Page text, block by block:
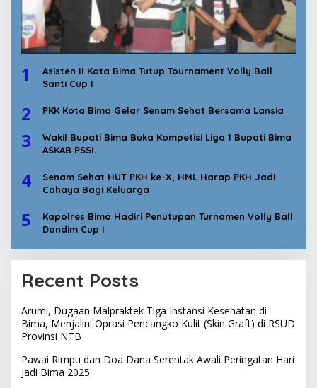
1
Asisten II Kota Bima Tutup Tournament Volly Ball
Santi Cup I
2 PKK Kota Bima Gelar Senam Sehat Bersama Lansia
3
Wakil Bupati Bima Buka Kompetisi Liga 1 Bupati Bima
ASKAB PSSI.
4
Senam Sehat HUT PKH ke-X, HML Harap PKH Jadi
Cahaya Bagi Keluarga
5
Kapolres Bima Hadiri Penutupan Turnamen Volly Ball
Dandim Cup I
Recent Posts
Arumi, Dugaan Malpraktek Tiga Instansi Kesehatan di
Bima, Menjalini Oprasi Pencangko Kulit (Skin Graft) di RSUD
Provinsi NTB
Pawai Rimpu dan Doa Dana Serentak Awali Peringatan Hari
Jadi Bima 2025